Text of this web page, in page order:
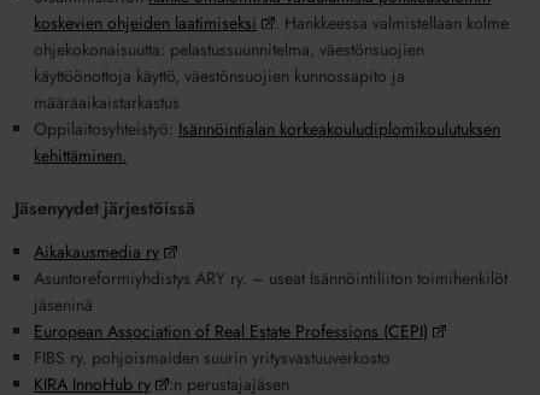
koskevien ohjeiden laatimiseksi
. Hankkeessa valmistellaan kolme
ohjekokonaisuutta: pelastussuunnitelma, väestönsuojien
käyttöönottoja käyttö, väestönsuojien kunnossapito ja
määräaikaistarkastus
Oppilaitosyhteistyö: Isännöintialan korkeakouludiplomikoulutuksen
kehittäminen.
Jäsenyydet järjestöissä
Aikakausmedia ry
Asuntoreformiyhdistys ARY ry. – useat Isännöintiliiton toimihenkilöt
jäseninä
European Association of Real Estate Professions (CEPI)
FIBS ry. pohjoismaiden suurin yritysvastuuverkosto
KIRA InnoHub ry
:n perustajajäsen